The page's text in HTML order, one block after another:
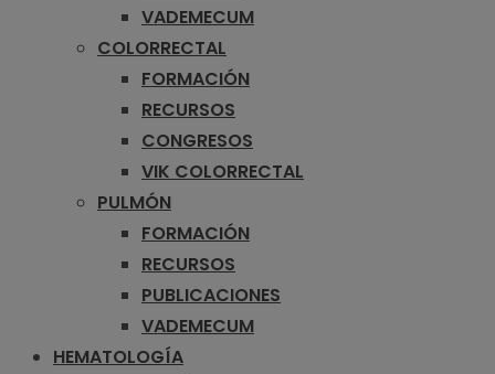
VADEMECUM
COLORRECTAL
FORMACIÓN
RECURSOS
CONGRESOS
VIK COLORRECTAL
PULMÓN
FORMACIÓN
RECURSOS
PUBLICACIONES
VADEMECUM
HEMATOLOGÍA